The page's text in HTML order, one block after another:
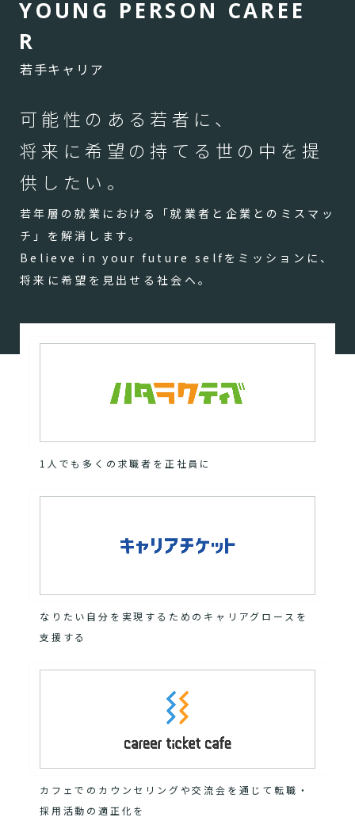
YOUN G PERSON CAREE
R
若手キャリア
可能性のある若者に、
将来に希望の持てる世の中を提
供したい。
若年層の就業における「就業者と企業とのミスマッ
チ」を解消します。
Believe in your future selfをミッションに、
将来に希望を見出せる社会へ。
1人でも多くの求職者を正社員に
なりたい自分を実現するためのキャリアグロースを
支援する
カフェでのカウンセリングや交流会を通じて転職・
採用活動の適正化を